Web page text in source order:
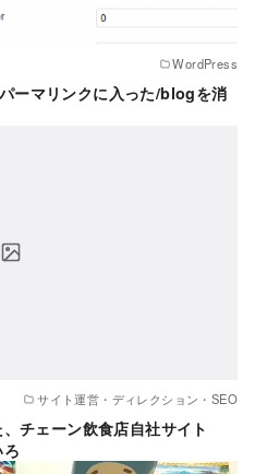
WordPress
ーマリンクに入った/blogを消
サイト運営・ディレクション・SEO
チェーン飲食店自社サイト